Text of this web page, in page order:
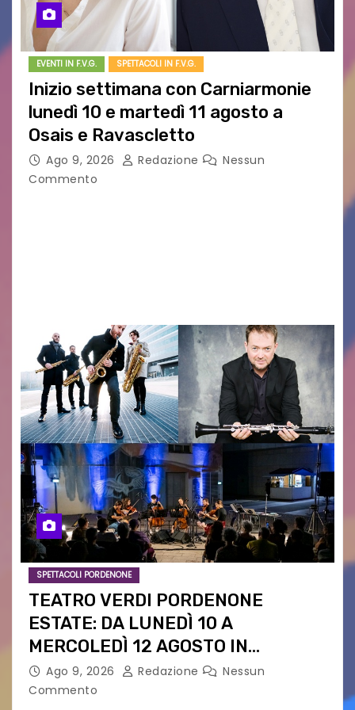
EVENTI IN F.V.G. SPETTACOLI IN F.V.G.
Inizio settimana con Carniarmonie
lunedì 10 e martedì 11 agosto a
Osais e Ravascletto
Ago 9, 2026 Redazione
Nessun
Commento
SPETTACOLI PORDENONE
TEATRO VERDI PORDENONE
ESTATE: DA LUNEDÌ 10 A
MERCOLEDÌ 12 AGOSTO IN
PIAZZETTA PESCHERIA TORNANO
LE MUSIC NIGHTS
Ago 9, 2026 Redazione
Nessun
Commento